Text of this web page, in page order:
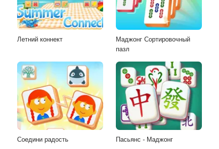
Летний коннект
Маджонг Сортировочный
пазл
Соедини радость Пасьянс - Маджонг